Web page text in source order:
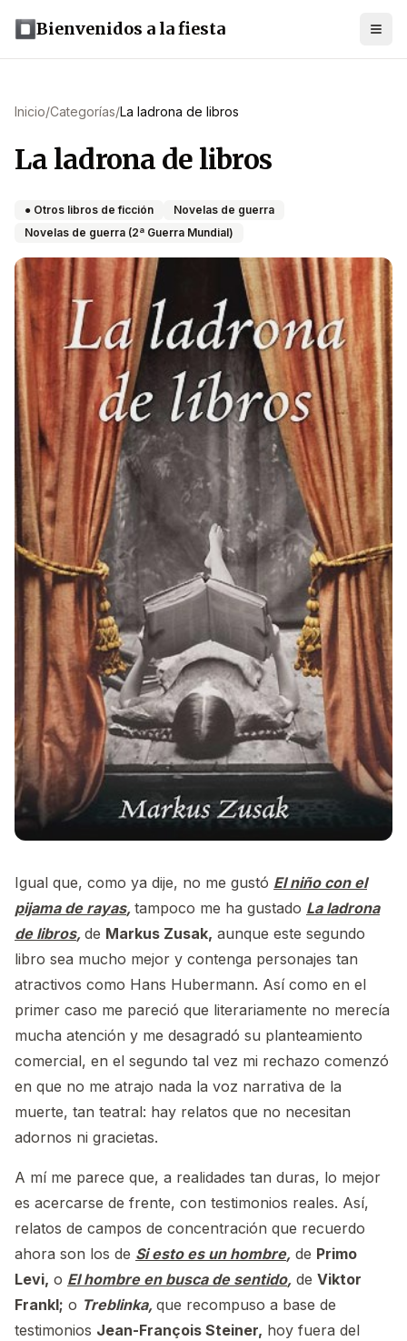
Bienvenidos a la fiesta
Inicio/Categorías/La ladrona de libros
La ladrona de libros
● Otros libros de ficción
Novelas de guerra
Novelas de guerra (2ª Guerra Mundial)
Igual que, como ya dije, no me gustó El niño con el
pijama de rayas, tampoco me ha gustado La ladrona
de libros, de Markus Zusak, aunque este segundo
libro sea mucho mejor y contenga personajes tan
atractivos como Hans Hubermann. Así como en el
primer caso me pareció que literariamente no merecía
mucha atención y me desagradó su planteamiento
comercial, en el segundo tal vez mi rechazo comenzó
en que no me atrajo nada la voz narrativa de la
muerte, tan teatral: hay relatos que no necesitan
adornos ni gracietas.
A mí me parece que, a realidades tan duras, lo mejor
es acercarse de frente, con testimonios reales. Así,
relatos de campos de concentración que recuerdo
ahora son los de Si esto es un hombre, de Primo
Levi, o El hombre en busca de sentido, de Viktor
Frankl; o Treblinka, que recompuso a base de
testimonios Jean-François Steiner, hoy fuera del